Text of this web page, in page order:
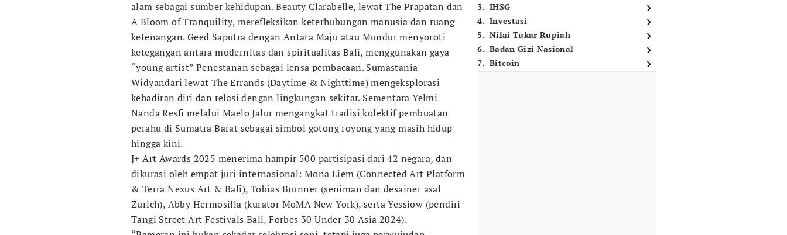
alam sebagai sumber kehidupan. Beauty Clarabelle, lewat The Prapatan dan
A Bloom of Tranquility, merefleksikan keterhubungan manusia dan ruang
ketenangan. Geed Saputra dengan Antara Maju atau Mundur menyoroti
ketegangan antara modernitas dan spiritualitas Bali, menggunakan gaya
“young artist” Penestanan sebagai lensa pembacaan. Sumastania
Widyandari lewat The Errands (Daytime & Nighttime) mengeksplorasi
kehadiran diri dan relasi dengan lingkungan sekitar. Sementara Yelmi
Nanda Resfi melalui Maelo Jalur mengangkat tradisi kolektif pembuatan
perahu di Sumatra Barat sebagai simbol gotong royong yang masih hidup
hingga kini.
J+ Art Awards 2025 menerima hampir 500 partisipasi dari 42 negara, dan
dikurasi oleh empat juri internasional: Mona Liem (Connected Art Platform
& Terra Nexus Art & Bali), Tobias Brunner (seniman dan desainer asal
Zurich), Abby Hermosilla (kurator MoMA New York), serta Yessiow (pendiri
Tangi Street Art Festivals Bali, Forbes 30 Under 30 Asia 2024).
3. IHSG
4. Investasi
5. Nilai Tukar Rupiah
6. Badan Gizi Nasional
7. Bitcoin